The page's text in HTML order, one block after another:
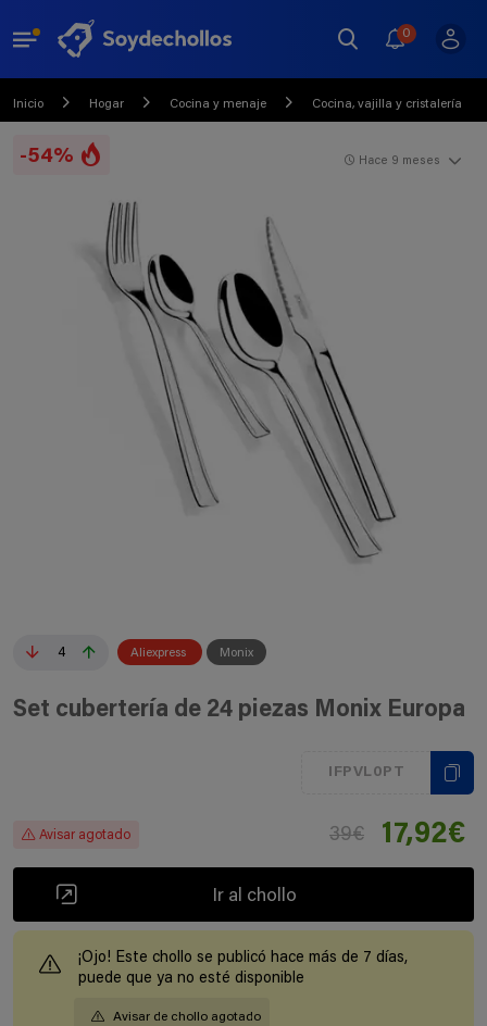
0
Inicio Hogar Cocina y menaje Cocina, vajilla y cristalería
-54%
4 Aliexpress Monix
Hace 9 meses
Set cubertería de 24 piezas Monix Europa
IFPVL0PT
Avisar agotado 39€ 17,92€
Ir al chollo
¡Ojo! Este chollo se publicó hace más de 7 días,
puede que ya no esté disponible
Avisar de chollo agotado